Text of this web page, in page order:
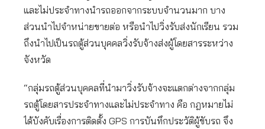
และไม่ประจำทางนำรถออกจากระบบจำนวนมาก บาง
ส่วนนำไปจำหน่ายขายต่อ หรือนำไปวิ่งรับส่งนักเรียน รวม
ถึงนำไปเป็นรถตู้ส่วนบุคคลวิ่งรับจ้างส่งผู้โดยสารระหว่าง
จังหวัด
“กลุ่มรถตู้ส่วนบุคคลที่นำมาวิ่งรับจ้างจะแตกต่างจากกลุ่ม
รถตู้โดยสารประจำทางและไม่ประจำทาง คือ กฎหมายไม่
ได้บังคับเรื่องการติดตั้ง GPS การบันทึกประวัติผู้ขับรถ จึง